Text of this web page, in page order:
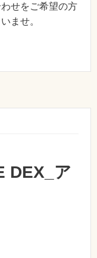
せをご希望の方
ませ。
DEX_ア